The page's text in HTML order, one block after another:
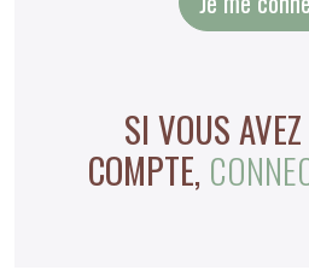
SI VOUS
COMPTE,